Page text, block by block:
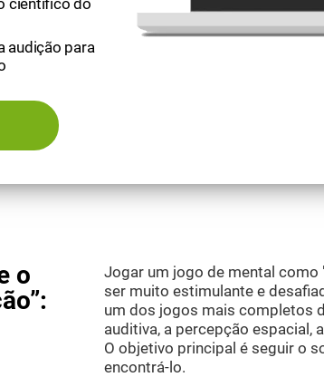
científico do
audição para
o
Jogar um jogo de mental como
ser muito estimulante e
um dos jogos mais completos
auditiva, a percepção espacial,
O objetivo principal é seguir o
encontrá-lo.